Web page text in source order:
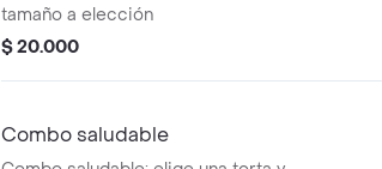
tamaño a elección
$ 20.000
Combo saludable